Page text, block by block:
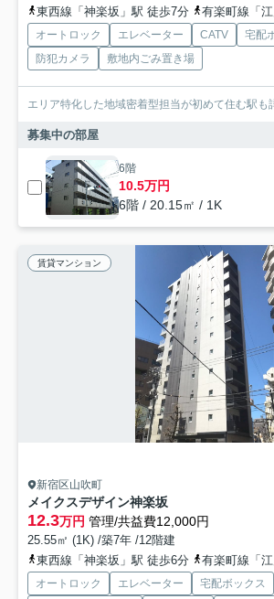
東西線「神楽坂」駅 徒歩7分
有楽町線「江
オートロック エレベーター CATV
宅配
防犯カメラ
敷地内ごみ置き場
エリア特化した地域密着型担当が初めて住む駅も
募集中の部屋
6階
10.5万円
6階 / 20.15㎡ / 1K
賃貸マンション
新宿区山吹町
メイクスデザイン神楽坂
12.3万円 管理/共益費12,000円
25.55㎡ (1K) /築7年 /12階建
東西線「神楽坂」駅 徒歩6分
有楽町線「江
オートロック エレベーター
宅配ボックス